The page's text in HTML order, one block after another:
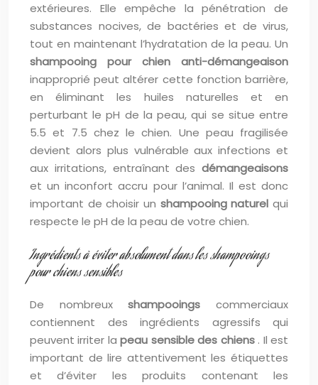
extérieures. Elle empêche la pénétration de
substances nocives, de bactéries et de virus,
tout en maintenant l’hydratation de la peau. Un
shampooing pour chien anti-démangeaison
inapproprié peut altérer cette fonction barrière,
en éliminant les huiles naturelles et en
perturbant le pH de la peau, qui se situe entre
5.5 et 7.5 chez le chien. Une peau fragilisée
devient alors plus vulnérable aux infections et
aux irritations, entraînant des démangeaisons
et un inconfort accru pour l’animal. Il est donc
important de choisir un shampooing naturelqui
respecte le pH de la peau de votre chien.
Ingrédients à éviter absolument dans les shampooings
pour chiens sensibles
De nombreuxshampooingscommerciaux
contiennent des ingrédients agressifs qui
peuvent irriter lapeau sensible des chiens . Il est
important de lire attentivement les étiquettes
et d’éviter les produits contenant les